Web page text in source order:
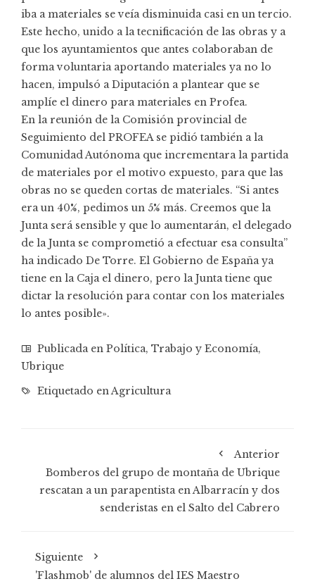
iba a materiales se veía disminuida casi en un tercio.
Este hecho, unido a la tecnificación de las obras y a
que los ayuntamientos que antes colaboraban de
forma voluntaria aportando materiales ya no lo
hacen, impulsó a Diputación a plantear que se
amplíe el dinero para materiales en Profea.
En la reunión de la Comisión provincial de
Seguimiento del PROFEA se pidió también a la
Comunidad Autónoma que incrementara la partida
de materiales por el motivo expuesto, para que las
obras no se queden cortas de materiales. “Si antes
era un 40%, pedimos un 5% más. Creemos que la
Junta será sensible y que lo aumentarán, el delegado
de la Junta se comprometió a efectuar esa consulta”
ha indicado De Torre. El Gobierno de España ya
tiene en la Caja el dinero, pero la Junta tiene que
dictar la resolución para contar con los materiales
lo antes posible».
Publicada en Política, Trabajo y Economía,
Ubrique
Etiquetado enAgricultura
Anterior
Bomberos del grupo de montaña de Ubrique
rescatan a un parapentista en Albarracín y dos
senderistas en el Salto del Cabrero
Siguiente
'Flashmob' de alumnos del IES Maestro